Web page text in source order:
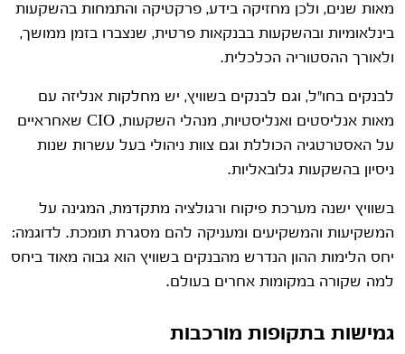
מאות שנים, ולכן מחזיקה בידע, פרקטיקה והתמחות בהשקעות
בינלאומיות ובהשקעות בבנקאות פרטית, שנצברו בזמן ממושך,
ולאורך ההסטוריה הכלכלית.
לבנקים בחו"ל, וגם לבנקים בשוויץ, יש מחלקות אנליזה עם
מאות אנליסטים ואנליסטיות, מנהלי השקעות, CIO שאחראיים
על האסטרטגיה הכוללת וגם צוות ניהולי בעל עשרות שנות
ניסיון בהשקעות גלובאליות.
בשוויץ ישנה מערכת פיקוח ורגולציה מתקדמת, המגינה על
המשקיעות והמשקיעים ומעניקה להם מסגרת תומכת. לדוגמה:
יחס הלימות ההון הנדרש מהבנקים בשוויץ הוא גבוה מאוד ביחס
למה שקורה במקומות אחרים בעולם.
גמישות בתקופות מורכבות